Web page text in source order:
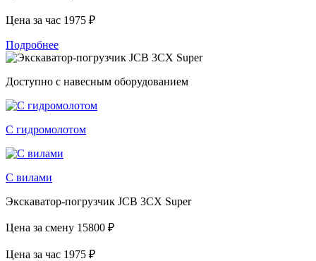
Цена за час 1975 ₽
Подробнее
Доступно с навесным оборудованием
С гидромолотом
С вилами
Экскаватор-погрузчик JCB 3CX Super
Цена за смену 15800 ₽
Цена за час 1975 ₽